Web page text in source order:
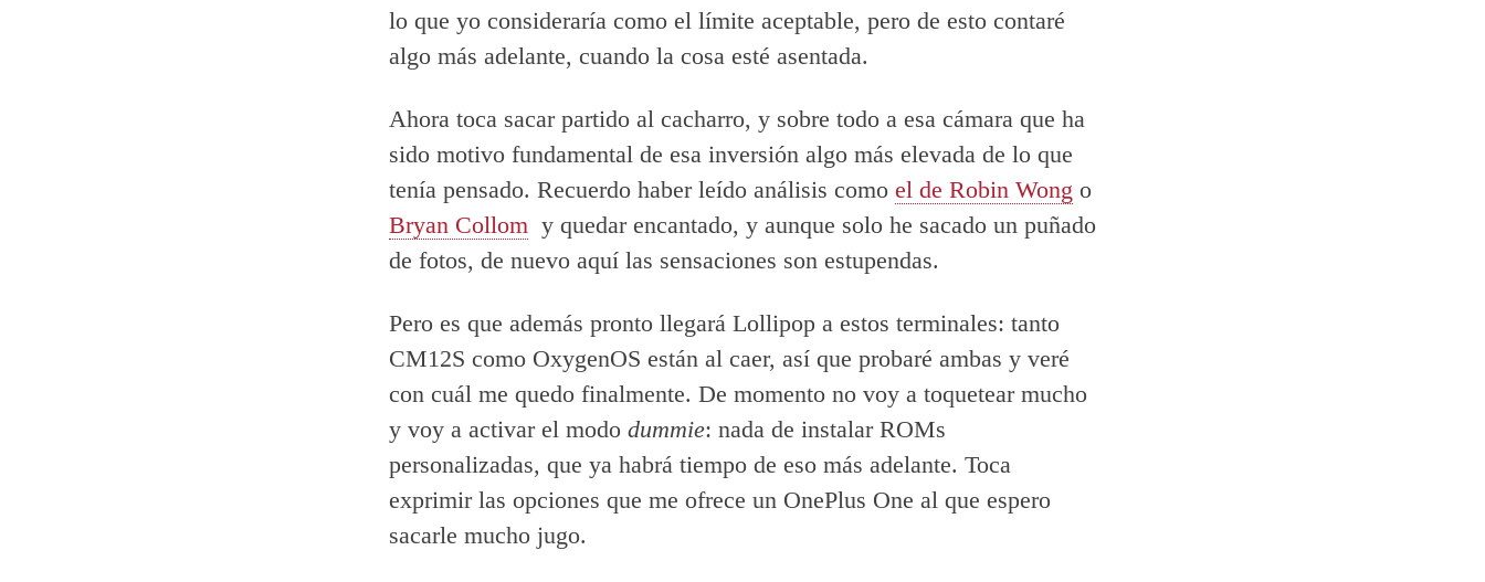
lo que yo consideraría como el límite aceptable, pero de esto contaré
algo más adelante, cuando la cosa esté asentada.
Ahora toca sacar partido al cacharro, y sobre todo a esa cámara que ha
sido motivo fundamental de esa inversión algo más elevada de lo que
tenía pensado. Recuerdo haber leído análisis como el de Robin Wong o
Bryan Collom y quedar encantado, y aunque solo he sacado un puñado
de fotos, de nuevo aquí las sensaciones son estupendas.
Pero es que además pronto llegará Lollipop a estos terminales: tanto
CM12S como OxygenOS están al caer, así que probaré ambas y veré
con cuál me quedo finalmente. De momento no voy a toquetear mucho
y voy a activar el modo dummie: nada de instalar ROMs
personalizadas, que ya habrá tiempo de eso más adelante. Toca
exprimir las opciones que me ofrece un OnePlus One al que espero
sacarle mucho jugo.